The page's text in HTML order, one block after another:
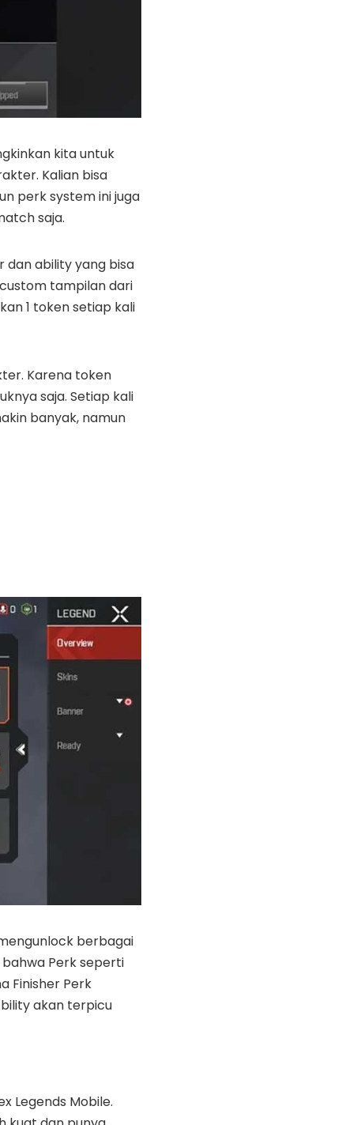
kita untuk
Kalian bisa
perk system ini juga
saja.
dan ability yang bisa
tampilan dari
1 token setiap kali
Karena token
saja. Setiap kali
banyak, namun
berbagai
bahwa Perk seperti
Finisher Perk
akan terpicu
Legends Mobile.